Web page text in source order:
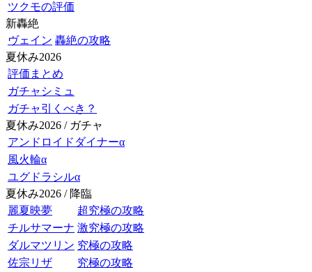
ツクモの評価
新轟絶
ヴェイン 轟絶の攻略
夏休み2026
評価まとめ
ガチャシミュ
ガチャ引くべき？
夏休み2026 / ガチャ
アンドロイドダイナーα
風火輪α
ユグドラシルα
夏休み2026 / 降臨
麗夏映夢
超究極の攻略
チルサマーナ 激究極の攻略
ダルマツリン 究極の攻略
佐宗リザ
究極の攻略